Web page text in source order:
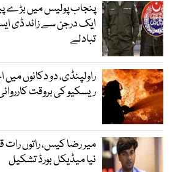
پنجاب پولیس میں بڑے
ایک درجن سے زائد ڈی
تبادلے
راولپنڈی، دو دکانوں
ریسکیو کی بروقت
میر رضا کیس، راتوں
نیا میڈیکل بورڈ تشکیل